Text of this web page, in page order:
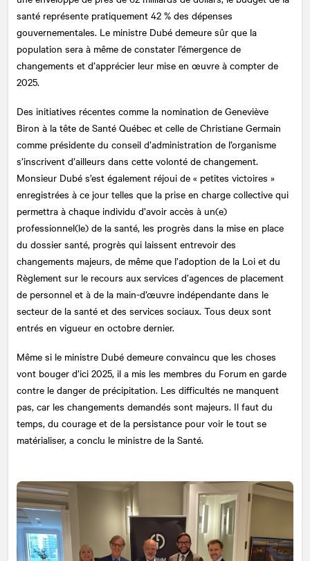
santé représente pratiquement 42 % des dépenses
gouvernementales. Le ministre Dubé demeure sûr que la
population sera à même de constater l’émergence de
changements et d’apprécier leur mise en œuvre à compter de
2025.
Des initiatives récentes comme la nomination de Geneviève
Biron à la tête de Santé Québec et celle de Christiane Germain
comme présidente du conseil d’administration de l’organisme
s’inscrivent d’ailleurs dans cette volonté de changement.
Monsieur Dubé s’est également réjoui de « petites victoires »
enregistrées à ce jour telles que la prise en charge collective qui
permettra à chaque individu d’avoir accès à un(e)
professionnel(le) de la santé, les progrès dans la mise en place
du dossier santé, progrès qui laissent entrevoir des
changements majeurs, de même que l’adoption de la Loi et du
Règlement sur le recours aux services d’agences de placement
de personnel et à de la main-d’œuvre indépendante dans le
secteur de la santé et des services sociaux. Tous deux sont
entrés en vigueur en octobre dernier.
Même si le ministre Dubé demeure convaincu que les choses
vont bouger d’ici 2025, il a mis les membres du Forum en garde
contre le danger de précipitation. Les difficultés ne manquent
pas, car les changements demandés sont majeurs. Il faut du
temps, du courage et de la persistance pour voir le tout se
matérialiser, a conclu le ministre de la Santé.